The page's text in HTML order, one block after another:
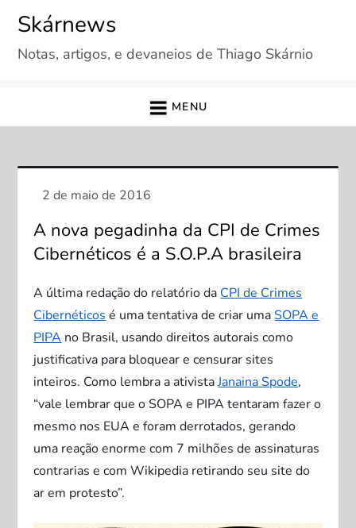
content
Skárnews
Notas, artigos, e devaneios de Thiago Skárnio
MENU
A nova pegadinha da CPI de Crimes
Cibernéticos é a S.O.P.A brasileira
A última redação do relatório da CPI de Crimes
Cibernéticos é uma tentativa de criar umaSOPA e
PIPA no Brasil, usando direitos autorais como
justificativa para bloquear e censurar sites
inteiros. Como lembra a ativistaJanaina Spode,
“vale lembrar que o SOPA e PIPA tentaram fazer o
mesmo nos EUA e foram derrotados, gerando
uma reação enorme com 7 milhões de assinaturas
contrarias e com Wikipedia retirando seu site do
ar em protesto”.